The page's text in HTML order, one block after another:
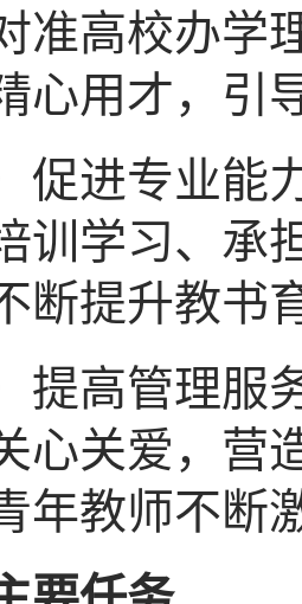
准高校办学
心用才，引
进专业能力
训学习、承
断提升教书
高管理服务
心关爱，营
年教师不断